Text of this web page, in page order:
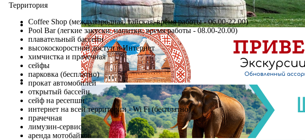
Территория
Coffee Shop (международная, тайская, время работы - 06.00-22.00)
Pool Bar (легкие закуски, напитки, время работы - 08.00-20.00)
плавательный бассейн
высокоскоростной доступ в Интернет
химчистка и прачечная
сейфы
парковка (бесплатно)
прокат автомобилей
открытый бассейн
сейф на ресепшн
интернет на всей территории - Wi Fi (бесплатно)
прачечная
лимузин-сервис
аренда мотобайков